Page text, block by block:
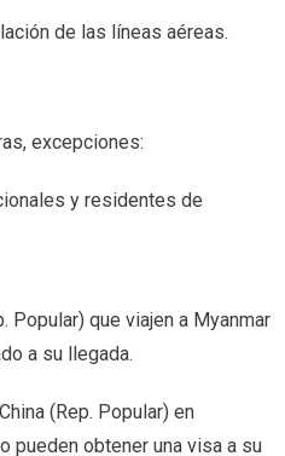
de las líneas aéreas.
excepciones:
y residentes de
Popular) que viajen a Myanmar
a su llegada.
(Rep. Popular) en
pueden obtener una visa a su